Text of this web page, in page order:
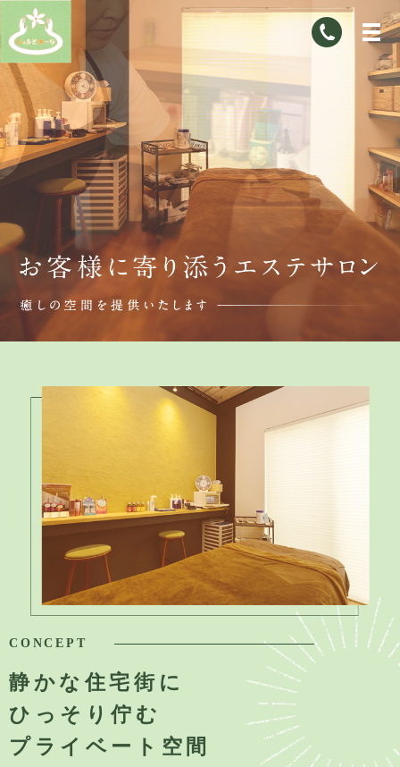
CONCEPT
静かな住宅街に
ひっそり佇む
プライベート空間